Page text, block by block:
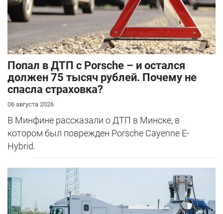
​Попал в ДТП с Porsche – и остался
должен 75 тысяч рублей. Почему не
спасла страховка?
06 августа 2026
В Минфине рассказали о ДТП в Минске, в
котором был поврежден Porsche Cayenne E-
Hybrid.